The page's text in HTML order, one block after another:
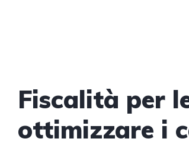
Fiscalità per
ottimizzare i